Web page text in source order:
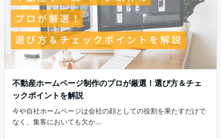
不動産ホームページ制作のプロが厳選！選び方＆チェ
ックポイントを解説
今や自社ホームページは会社の顔としての役割を果たすだけで
なく、集客においても欠か…